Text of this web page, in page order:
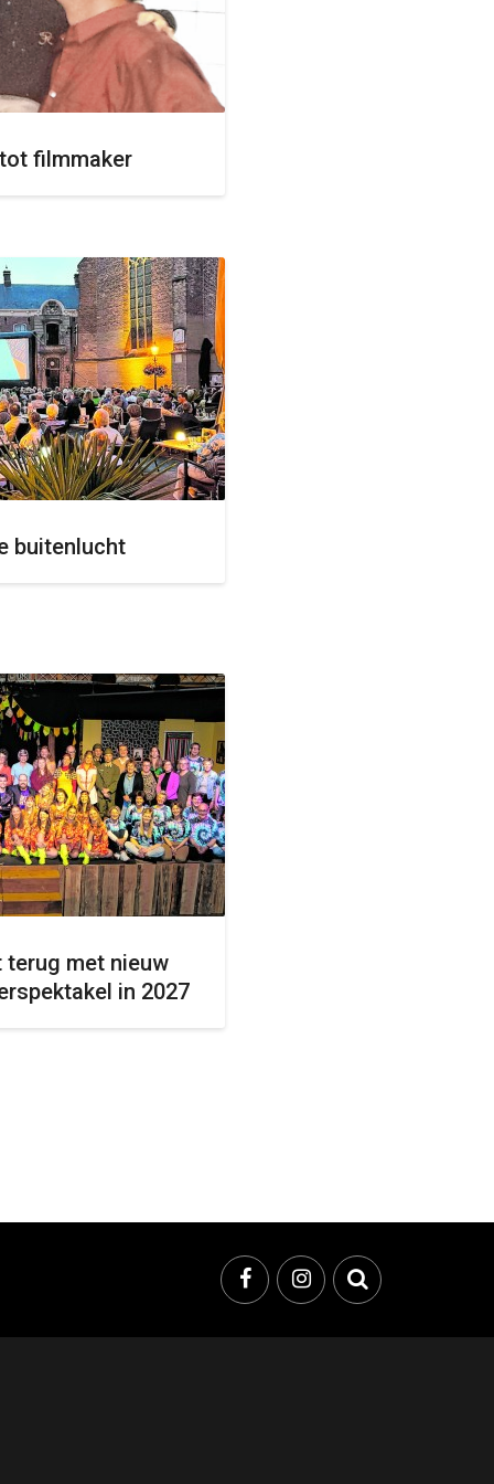
filmmaker
buitenlucht
terug met nieuw
in 2027